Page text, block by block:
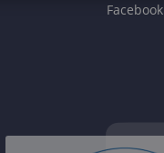
Facebook